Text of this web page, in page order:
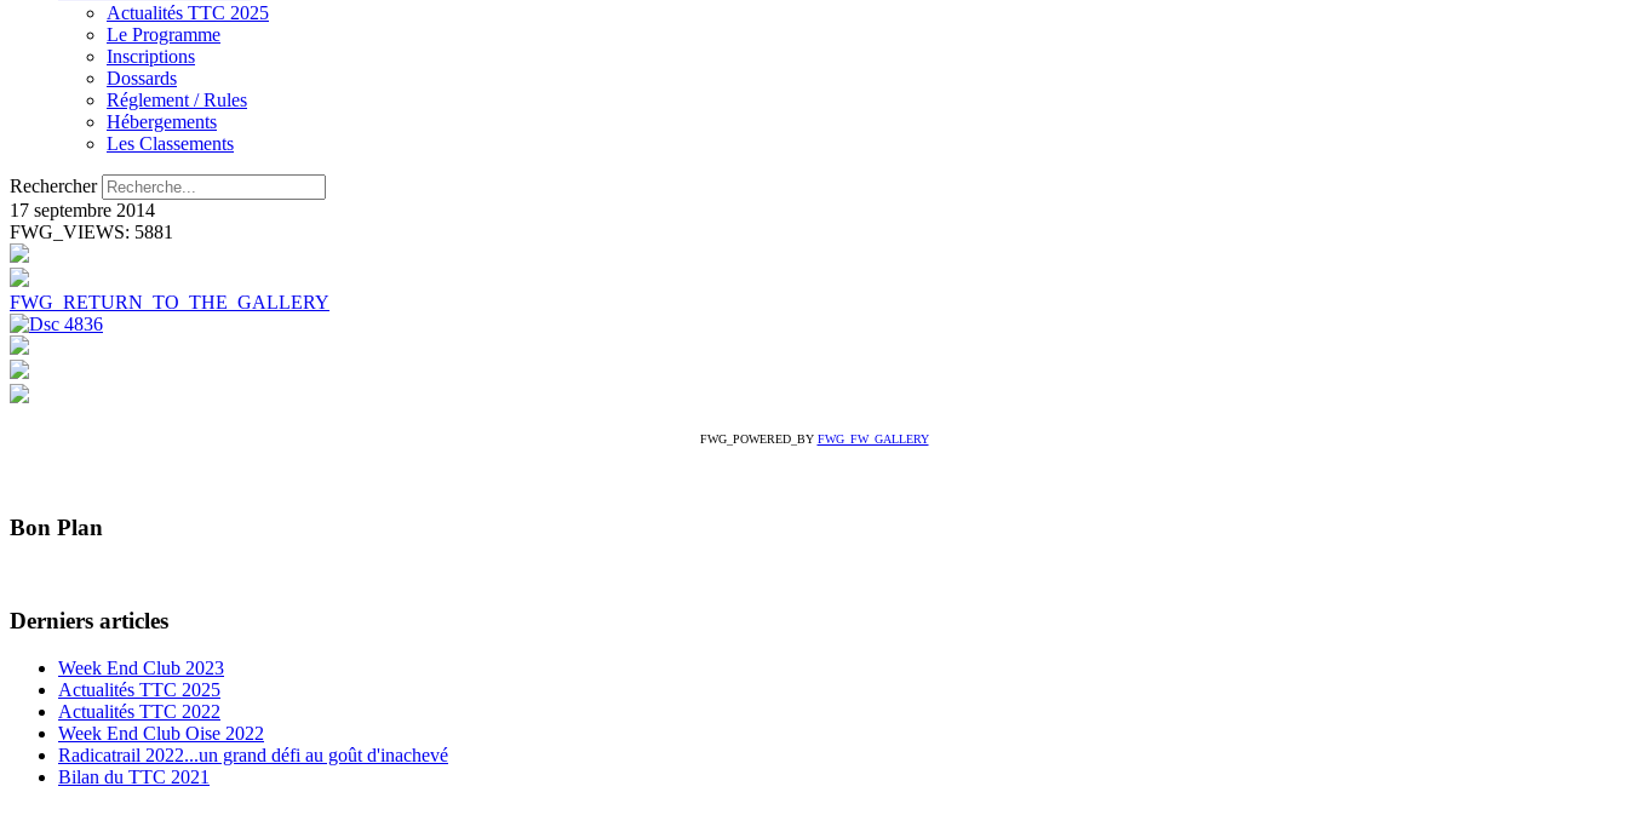
Actualités TTC 2025
Le Programme
Inscriptions
Dossards
Réglement / Rules
Hébergements
Les Classements
Rechercher
17 septembre 2014
FWG_VIEWS: 5881
FWG_RETURN_TO_THE_GALLERY
FWG_POWERED_BY FWG_FW_GALLERY
Bon Plan
Derniers articles
Week End Club 2023
Actualités TTC 2025
Actualités TTC 2022
Week End Club Oise 2022
Radicatrail 2022...un grand défi au goût d'inachevé
Bilan du TTC 2021